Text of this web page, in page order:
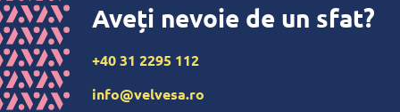
Aveți nevoie de un sfat?
+40 31 2295 112
info@velvesa.ro